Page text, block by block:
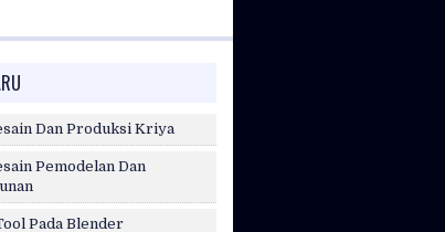
Dan Produksi Kriya
Pemodelan Dan
Pada Blender